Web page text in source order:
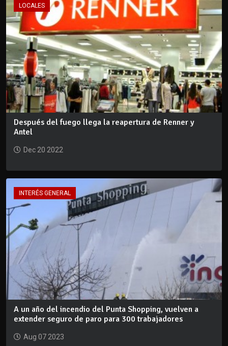
LOCALES
Después del fuego llega la reapertura de Renner y
Antel
Dec 20 2022
INTERÉS GENERAL
A un año del incendio del Punta Shopping, vuelven a
extender seguro de paro para 300 trabajadores
Aug 07 2023